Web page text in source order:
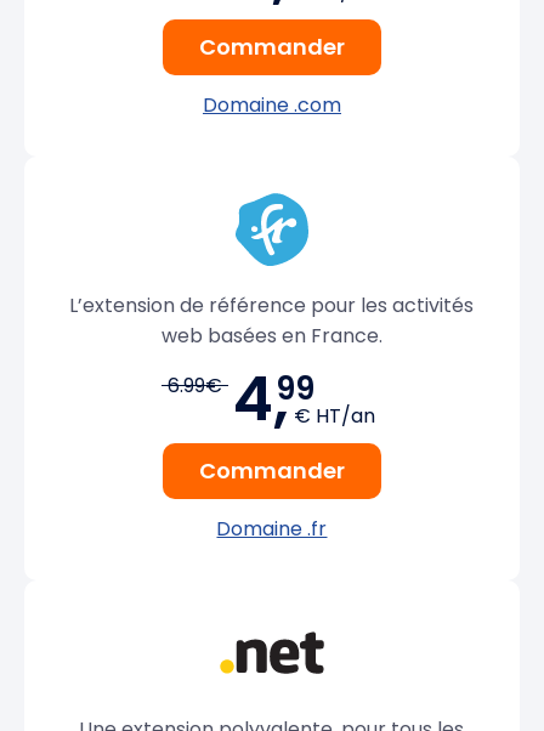
Commander
Domaine .com
L’extension de référence pour les activités
web basées en France.
6.99€ 4,99
€ HT/an
Commander
Domaine .fr